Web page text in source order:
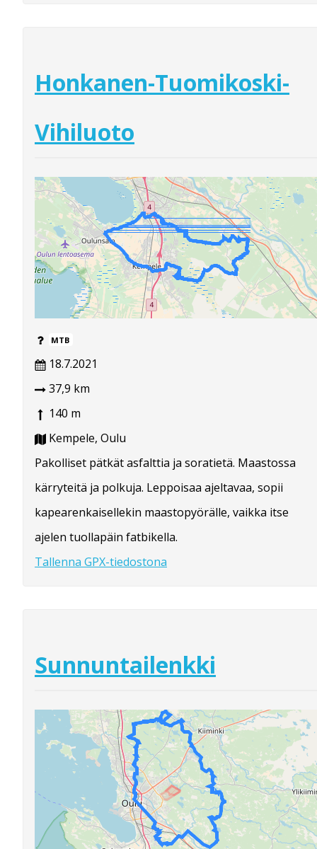
Honkanen-Tuomikoski-
Vihiluoto
MTB
18.7.2021
37,9 km
140 m
Kempele, Oulu
Pakolliset pätkät asfalttia ja soratietä. Maastossa
kärryteitä ja polkuja. Leppoisaa ajeltavaa, sopii
kapearenkaisellekin maastopyörälle, vaikka itse
ajelen tuollapäin fatbikella.
Tallenna GPX-tiedostona
Sunnuntailenkki